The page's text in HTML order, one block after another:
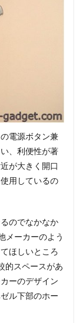
電源ボタン兼
、利便性が著
が大きく開口
用しているの
のでなかなか
メーカーのよう
ほしいところ
的スペースがあ
ーのデザイン
ル下部のホー